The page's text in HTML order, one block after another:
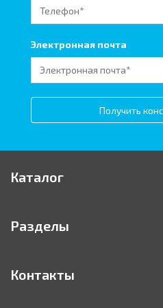
Электронная почта
Получить
Каталог
Разделы
Контакты